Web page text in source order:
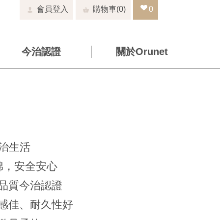
今治認證 關於Orunet
會員登入 0 0
生活
安全安心
質今治認證
佳、耐久性好